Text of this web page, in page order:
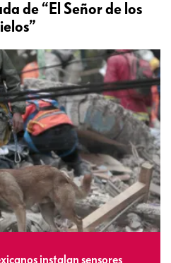
de “El Señor de los
instalan sensores